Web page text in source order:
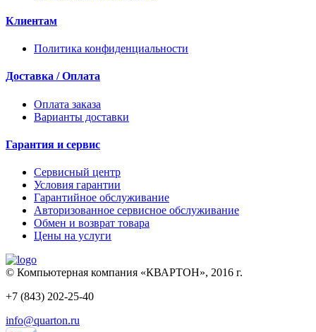
Клиентам
Политика конфиденциальности
Доставка / Оплата
Оплата заказа
Варианты доставки
Гарантия и сервис
Сервисный центр
Условия гарантии
Гарантийное обслуживание
Авторизованное сервисное обслуживание
Обмен и возврат товара
Цены на услуги
© Компьютерная компания «КВАРТОН», 2016 г.
+7 (843) 202-25-40
info@quarton.ru